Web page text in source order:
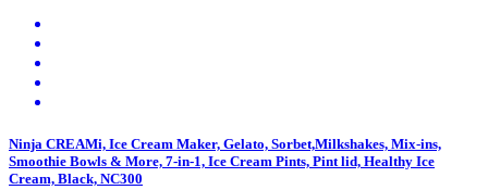
Ninja CREAMi, Ice Cream Maker, Gelato, Sorbet,Milkshakes, Mix-ins,
Smoothie Bowls & More, 7-in-1, Ice Cream Pints, Pint lid, Healthy Ice
Cream, Black, NC300